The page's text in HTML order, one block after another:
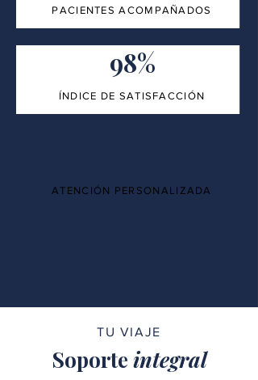
PACIENTES ACOMPAÑADOS
98%
ÍNDICE DE SATISFACCIÓN
ATENCIÓN PERSONALIZADA
TU VIAJE
Soporte integral